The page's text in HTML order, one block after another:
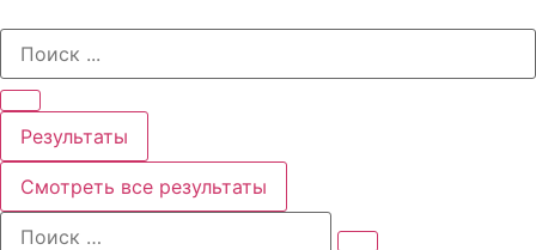
содержимому
Search
Результаты
Смотреть все результаты